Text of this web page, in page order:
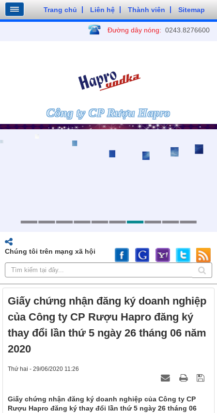
Trang chủ Liên hệ Thành viên Sitemap
Đường dây nóng: 0243.8276600
Công ty CP Rượu Hapro
Chúng tôi trên mạng xã hội
Giấy chứng nhận đăng ký doanh nghiệp
của Công ty CP Rượu Hapro đăng ký
thay đổi lần thứ 5 ngày 26 tháng 06 năm
2020
Thứ hai - 29/06/2020 11:26
Giấy chứng nhận đăng ký doanh nghiệp của Công ty CP
Rượu Hapro đăng ký thay đổi lần thứ 5 ngày 26 tháng 06